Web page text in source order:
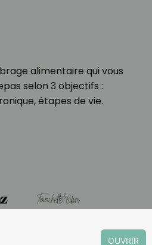
alimentaire qui vous
selon 3 objectifs :
étapes de vie.
OUVRIR